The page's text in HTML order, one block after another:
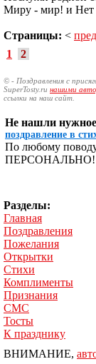
Миру - мир! и Нет
Страницы: <
1
2
© - Поздравления с
SuperTosty.ru нашими
ссылки на наш сайт.
Не нашли нужное
поздравление в
По любому
ПЕРСОНАЛЬНО!
Разделы:
Главная
Поздравления
Пожелания
Открытки
Стихи
Комплименты
Признания
СМС
Тосты
К празднику
ВНИМАНИЕ,